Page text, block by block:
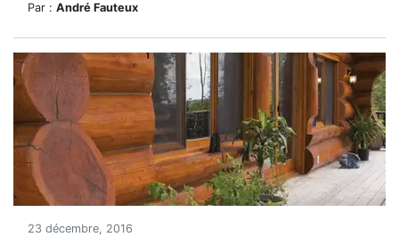
Par : André Fauteux
23 décembre, 2016